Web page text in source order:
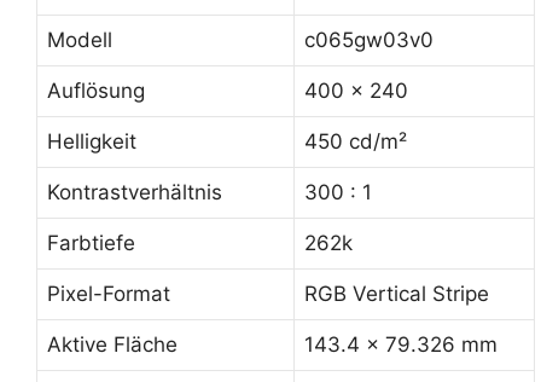
Modell c065gw03v0
Auflösung 400 x 240
Helligkeit 450 cd/m²
Kontrastverhältnis 300 : 1
Farbtiefe 262k
Pixel-Format RGB Vertical Stripe
Aktive Fläche 143.4 x 79.326 mm